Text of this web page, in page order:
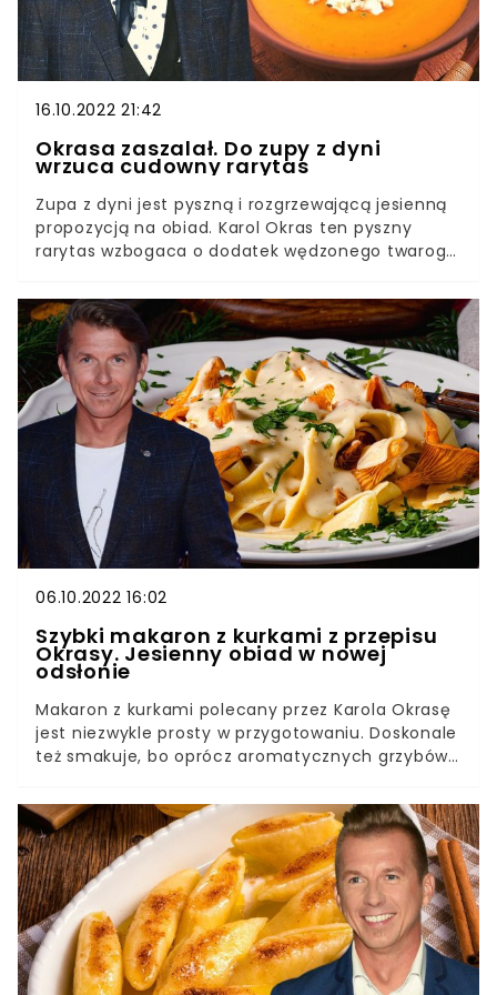
16.10.2022 21:42
Okrasa zaszalał. Do zupy z dyni
wrzuca cudowny rarytas
Zupa z dyni jest pyszną i rozgrzewającą jesienną
propozycją na obiad. Karol Okras ten pyszny
rarytas wzbogaca o dodatek wędzonego twarogu.
przepis kucharza jest bardzo prosty. Spróbujecie?
Zupa z dyni w wyjątkowej wersji z pełnym
charakteru twarogiem wędzonym spodoba się
każdemu. Jest wyrazista kremowa — po prostu
pyszna. Co więcej, przygotowuje się ją niezwykle
szybko. Warto skosztować.
06.10.2022 16:02
Szybki makaron z kurkami z przepisu
Okrasy. Jesienny obiad w nowej
odsłonie
Makaron z kurkami polecany przez Karola Okrasę
jest niezwykle prosty w przygotowaniu. Doskonale
też smakuje, bo oprócz aromatycznych grzybów
naprawdę jest powalający. Koniecznie musicie
przetestować ten przepis, Nie tylko lato jest porą
na pyszne warzywa i owoce sezonowe. Jesienią
możemy cieszyć się smakiem aromatycznych
grzybów, orzechów, dyń, śliwek i wielu innych
produktów. Przygotujemy z nich wyśmienite
dania i desery dla całej rodziny. Jednym z dań
obiadowych, które musi znaleźć się w jesiennym
menu, jest szybki makaron z kurkami z przepisu